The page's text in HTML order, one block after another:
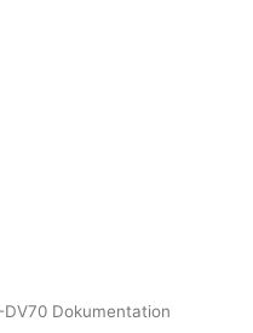
DV70 Dokumentation